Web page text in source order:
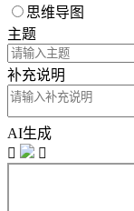
思维导图
主题
补充说明
AI生成

